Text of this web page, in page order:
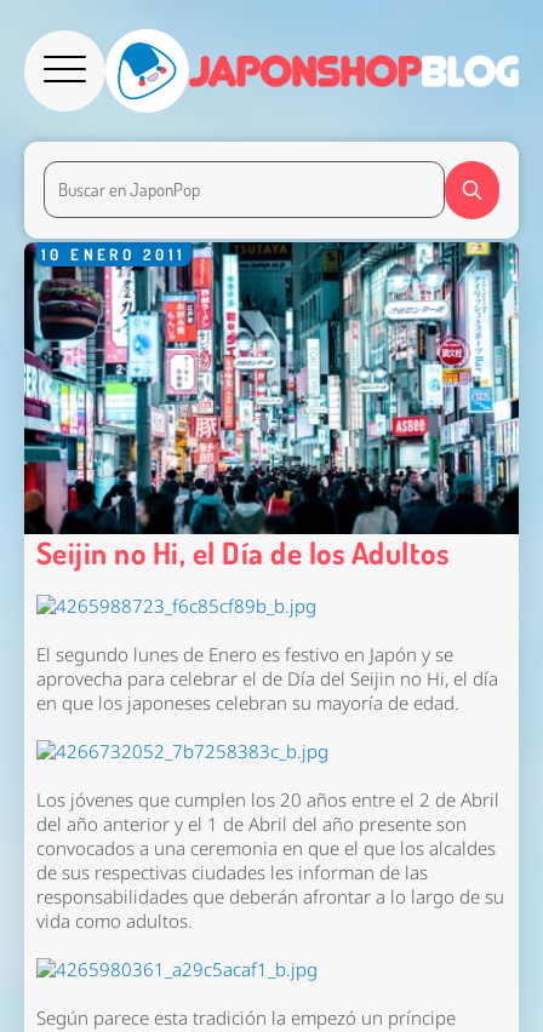
10 ENERO 2011
Seijin no Hi, el Día de los Adultos
El segundo lunes de Enero es festivo en Japón y se
aprovecha para celebrar el de Día del Seijin no Hi, el día
en que los japoneses celebran su mayoría de edad.
Los jóvenes que cumplen los 20 años entre el 2 de Abril
del año anterior y el 1 de Abril del año presente son
convocados a una ceremonia en que el que los alcaldes
de sus respectivas ciudades les informan de las
responsabilidades que deberán afrontar a lo largo de su
vida como adultos.
Según parece esta tradición la empezó un príncipe